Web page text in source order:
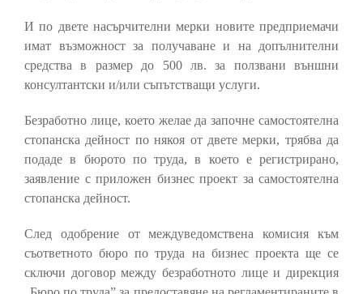
И по двете насърчителни мерки новите предприемачи
имат възможност за получаване и на допълнителни
средства в размер до 500 лв. за ползвани външни
консултантски и/или съпътстващи услуги.
Безработно лице, което желае да започне самостоятелна
стопанска дейност по някоя от двете мерки, трябва да
подаде в бюрото по труда, в което е регистрирано,
заявление с приложен бизнес проект за самостоятелна
стопанска дейност.
След одобрение от междуведомствена комисия към
съответното бюро по труда на бизнес проекта ще се
сключи договор между безработното лице и дирекция